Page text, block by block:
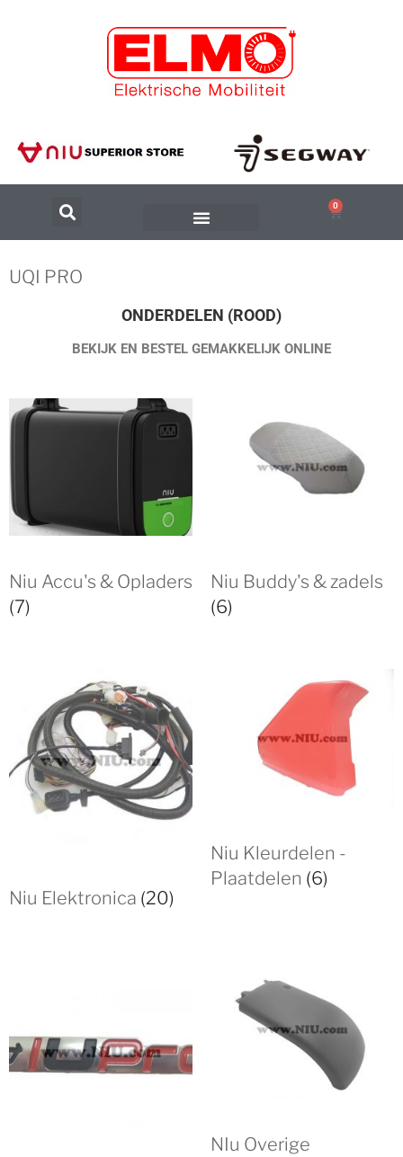
0
UQI PRO
ONDERDELEN (ROOD)
BEKIJK EN BESTEL GEMAKKELIJK ONLINE
Niu Accu's & Opladers
(7)
Niu Buddy's & zadels
(6)
Niu Elektronica (20)
Niu Kleurdelen -
Plaatdelen (6)
NIu Overige